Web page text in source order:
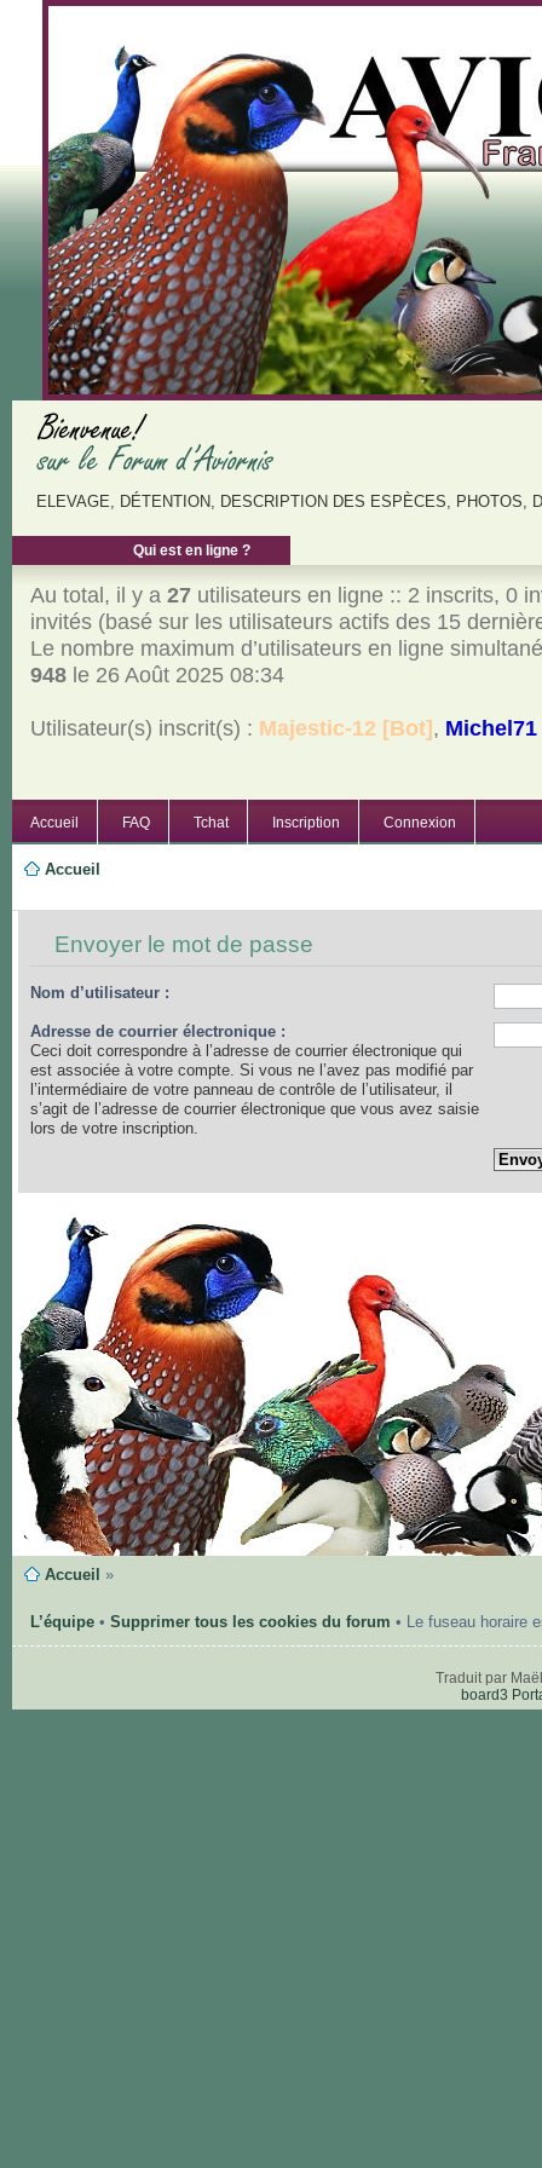
ELEVAGE, DÉTENTION, DESCRIPTION DES ESPÈCES, PHOTOS,
Qui est en ligne ?
Au total, il y a 27utilisateurs en ligne :: 2 inscrits, 0
invités (basé sur les utilisateurs actifs des 15
Le nombre maximum d’utilisateurs en ligne
948le 26 Août 2025 08:34
Utilisateur(s) inscrit(s) : Majestic-12 [Bot], Michel71
Accueil FAQ Tchat Inscription Connexion
Accueil
Envoyer le mot de passe
Nom d’utilisateur :
Adresse de courrier électronique :
Ceci doit correspondre à l’adresse de courrier électronique qui
est associée à votre compte. Si vous ne l’avez pas modifié par
l’intermédiaire de votre panneau de contrôle de l’utilisateur, il
s’agit de l’adresse de courrier électronique que vous avez saisie
lors de votre inscription.
Accueil »
L’équipe• Supprimer tous les cookies du forum • Le fuseau horaire
Traduit par
board3